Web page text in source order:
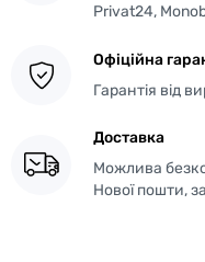
Privat24,
Офіційна
Гарантія від
Доставка
Можлива
Нової пошти,